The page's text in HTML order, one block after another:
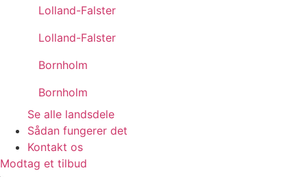
Lolland-Falster
Lolland-Falster
Bornholm
Bornholm
Se alle landsdele
Sådan fungerer det
Kontakt os
Modtag et tilbud